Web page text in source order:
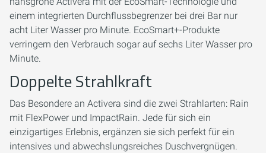
einem integrierten Durchflussbegrenzer bei drei Bar nur
acht Liter Wasser pro Minute. EcoSmart+-Produkte
verringern den Verbrauch sogar auf sechs Liter Wasser pro
Minute.
Doppelte Strahlkraft
Das Besondere an Activera sind die zwei Strahlarten: Rain
mit FlexPower und ImpactRain. Jede für sich ein
einzigartiges Erlebnis, ergänzen sie sich perfekt für ein
intensives und abwechslungsreiches Duschvergnügen.